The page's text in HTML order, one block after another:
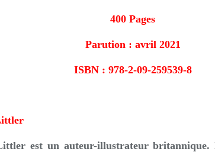
400 Pages
Parution : avril 2021
ISBN : 978-2-09-259539-8
est un auteur-illustrateur britannique.